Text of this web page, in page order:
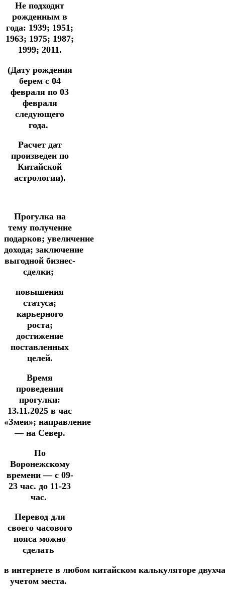
Не подходит
рожденным в
года: 1939; 1951;
1963; 1975; 1987;
1999; 2011.
(Дату рождения
берем с 04
февраля по 03
февраля
следующего
года.
Расчет дат
произведен по
Китайской
астрологии).
Прогулка на
тему получение
подарков; увеличение
дохода; заключение
выгодной бизнес-
сделки;
повышения
статуса;
карьерного
роста;
достижение
поставленных
целей.
Время
проведения
прогулки:
13.11.2025 в час
«Змеи»; направление
— на Север.
По
Воронежскому
времени — с 09-
23 час. до 11-23
час.
Перевод для
своего часового
пояса можно
сделать
в интернете в любом китайском калькуляторе
учетом места.